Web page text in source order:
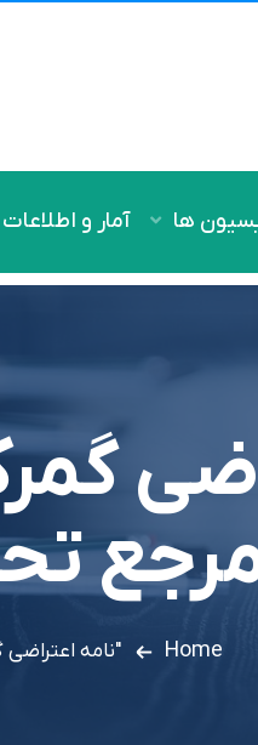
ها آمار و اطلاعات
Home "نامه